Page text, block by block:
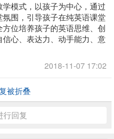
模式，以孩子为中心，通过
围，引导孩子在纯英语课堂
位培养孩子的英语思维、创
心、表达力、动手能力、意
2018-11-07 17:02
被折叠
行回复